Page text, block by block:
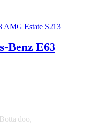
Benz E63
doo,